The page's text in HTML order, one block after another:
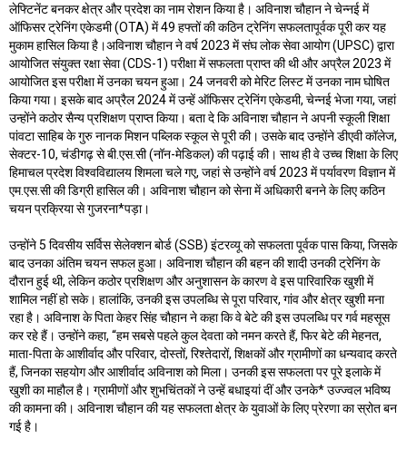
लेफ्टिनेंट बनकर क्षेत्र और प्रदेश का नाम रोशन किया है। अविनाश चौहान ने चेन्नई में
ऑफिसर ट्रेनिंग एकेडमी (OTA) में 49 हफ्तों की कठिन ट्रेनिंग सफलतापूर्वक पूरी कर यह
मुकाम हासिल किया है।अविनाश चौहान ने वर्ष 2023 में संघ लोक सेवा आयोग (UPSC) द्वारा
आयोजित संयुक्त रक्षा सेवा (CDS-1) परीक्षा में सफलता प्राप्त की थी और अप्रैल 2023 में
आयोजित इस परीक्षा में उनका चयन हुआ। 24 जनवरी को मेरिट लिस्ट में उनका नाम घोषित
किया गया। इसके बाद अप्रैल 2024 में उन्हें ऑफिसर ट्रेनिंग एकेडमी, चेन्नई भेजा गया, जहां
उन्होंने कठोर सैन्य प्रशिक्षण प्राप्त किया। बता दे कि अविनाश चौहान ने अपनी स्कूली शिक्षा
पांवटा साहिब के गुरु नानक मिशन पब्लिक स्कूल से पूरी की। उसके बाद उन्होंने डीएवी कॉलेज,
सेक्टर-10, चंडीगढ़ से बी.एस.सी (नॉन-मेडिकल) की पढ़ाई की। साथ ही वे उच्च शिक्षा के लिए
हिमाचल प्रदेश विश्वविद्यालय शिमला चले गए, जहां से उन्होंने वर्ष 2023 में पर्यावरण विज्ञान में
एम.एस.सी की डिग्री हासिल की। अविनाश चौहान को सेना में अधिकारी बनने के लिए कठिन
चयन प्रक्रिया से गुजरना*पड़ा।
उन्होंने 5 दिवसीय सर्विस सेलेक्शन बोर्ड (SSB) इंटरव्यू को सफलता पूर्वक पास किया, जिसके
बाद उनका अंतिम चयन सफल हुआ। अविनाश चौहान की बहन की शादी उनकी ट्रेनिंग के
दौरान हुई थी, लेकिन कठोर प्रशिक्षण और अनुशासन के कारण वे इस पारिवारिक खुशी में
शामिल नहीं हो सके। हालांकि, उनकी इस उपलब्धि से पूरा परिवार, गांव और क्षेत्र खुशी मना
रहा है। अविनाश के पिता केहर सिंह चौहान ने कहा कि वे बेटे की इस उपलब्धि पर गर्व महसूस
कर रहे हैं। उन्होंने कहा, “हम सबसे पहले कुल देवता को नमन करते हैं, फिर बेटे की मेहनत,
माता-पिता के आशीर्वाद और परिवार, दोस्तों, रिश्तेदारों, शिक्षकों और ग्रामीणों का धन्यवाद करते
हैं, जिनका सहयोग और आशीर्वाद अविनाश को मिला। उनकी इस सफलता पर पूरे इलाके में
खुशी का माहौल है। ग्रामीणों और शुभचिंतकों ने उन्हें बधाइयां दीं और उनके* उज्ज्वल भविष्य
की कामना की। अविनाश चौहान की यह सफलता क्षेत्र के युवाओं के लिए प्रेरणा का स्रोत बन
गई है।